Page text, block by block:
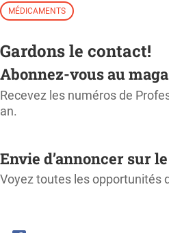
MÉDICAMENTS
Gardons le contact!
Abonnez-vous au
Recevez les numéros de
an.
Envie d’annoncer sur
Voyez toutes les opportunités